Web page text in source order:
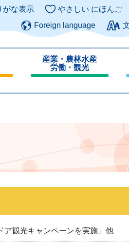
このページ
がな表示 やさしい にほんご
Foreign language
産業・農林水産
労働・観光
じ
ア観光キャンペーンを実施」他